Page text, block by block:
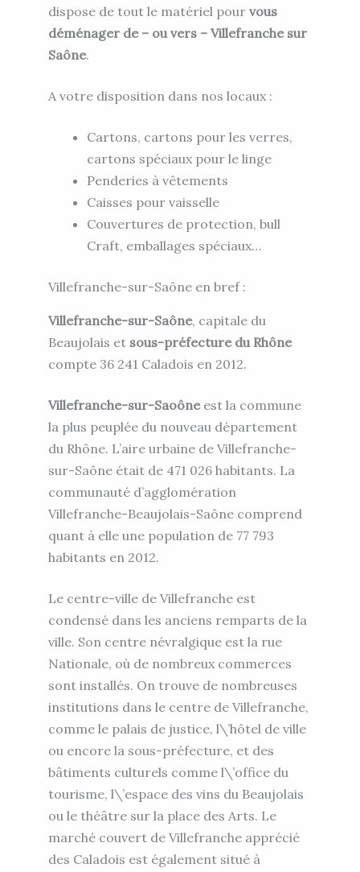
dispose de tout le matériel pour vous
déménager de – ou vers – Villefranche sur
Saône.
A votre disposition dans nos locaux :
Cartons, cartons pour les verres,
cartons spéciaux pour le linge
Penderies à vêtements
Caisses pour vaisselle
Couvertures de protection, bull
Craft, emballages spéciaux…
Villefranche-sur-Saône en bref :
Villefranche-sur-Saône, capitale du
Beaujolais et sous-préfecture du Rhône
compte 36 241 Caladois en 2012.
Villefranche-sur-Saoôneest la commune
la plus peuplée du nouveau département
du Rhône. L’aire urbaine de Villefranche-
sur-Saône était de 471 026 habitants. La
communauté d’agglomération
Villefranche-Beaujolais-Saône comprend
quant à elle une population de 77 793
habitants en 2012.
Le centre-ville de Villefranche est
condensé dans les anciens remparts de la
ville. Son centre névralgique est la rue
Nationale, où de nombreux commerces
sont installés. On trouve de nombreuses
institutions dans le centre de Villefranche,
comme le palais de justice, l\’hôtel de ville
ou encore la sous-préfecture, et des
bâtiments culturels comme l\’office du
tourisme, l\’espace des vins du Beaujolais
ou le théâtre sur la place des Arts. Le
marché couvert de Villefranche apprécié
des Caladois est également situé à